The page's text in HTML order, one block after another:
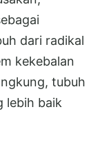
dari radikal
kekebalan
tubuh
lebih baik